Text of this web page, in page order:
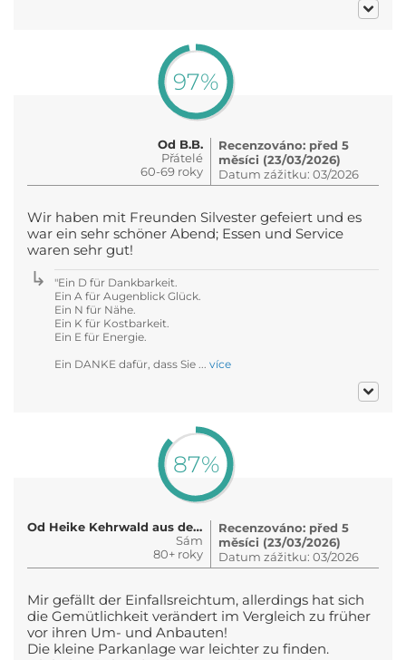
97%
Od B.B.
Přátelé
60-69 roky
Recenzováno: před 5
měsíci (23/03/2026)
Datum zážitku: 03/2026
Wir haben mit Freunden Silvester gefeiert und es
war ein sehr schöner Abend; Essen und Service
waren sehr gut!
"Ein D für Dankbarkeit.
Ein A für Augenblick Glück.
Ein N für Nähe.
Ein K für Kostbarkeit.
Ein E für Energie.
Ein DANKE dafür, dass Sie ... více
87%
Od Heike Kehrwald aus dem Schwarz..
Sám
80+ roky
Recenzováno: před 5
měsíci (23/03/2026)
Datum zážitku: 03/2026
Mir gefällt der Einfallsreichtum, allerdings hat sich
die Gemütlichkeit verändert im Vergleich zu früher
vor ihren Um- und Anbauten!
Die kleine Parkanlage war leichter zu finden.